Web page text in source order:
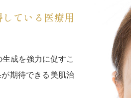
ている医療用
成を強力に促すこ
期待できる美肌治